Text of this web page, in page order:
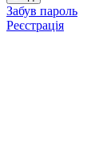
Забув пароль
Реєстрація